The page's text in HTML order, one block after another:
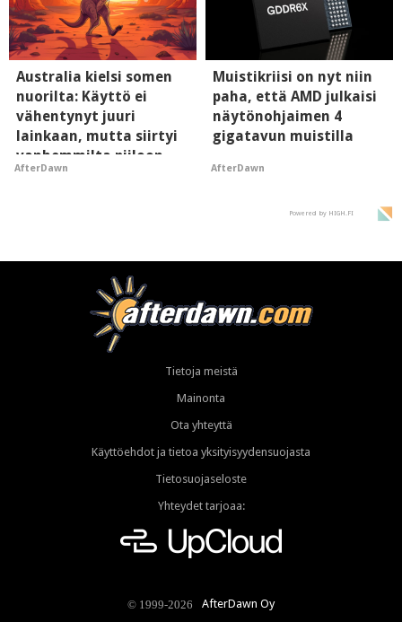
Australia kielsi somen
nuorilta: Käyttö ei
vähentynyt juuri
lainkaan, mutta siirtyi
vanhemmilta piiloon
AfterDawn
Muistikriisi on nyt niin
paha, että AMD julkaisi
näytönohjaimen 4
gigatavun muistilla
AfterDawn
Powered by HIGH.FI
Tietoja meistä
Mainonta
Ota yhteyttä
Käyttöehdot ja tietoa yksityisyydensuojasta
Tietosuojaseloste
Yhteydet tarjoaa:
© 1999-2026 AfterDawn Oy